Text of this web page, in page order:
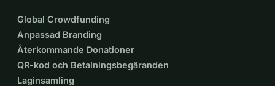
Global Crowdfunding
Anpassad Branding
Återkommande Donationer
QR-kod och Betalningsbegäranden
Laginsamling